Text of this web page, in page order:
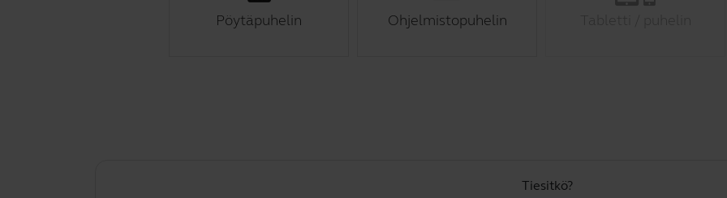
Pöytäpuhelin Ohjelmistopuhelin
Tiesitkö?